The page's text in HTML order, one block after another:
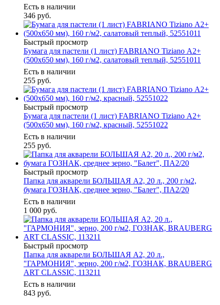
Есть в наличии
346 руб.
Быстрый просмотр
Бумага для пастели (1 лист) FABRIANO Tiziano А2+
(500х650 мм), 160 г/м2, салатовый теплый, 52551011
Есть в наличии
255 руб.
Быстрый просмотр
Бумага для пастели (1 лист) FABRIANO Tiziano А2+
(500х650 мм), 160 г/м2, красный, 52551022
Есть в наличии
255 руб.
Быстрый просмотр
Папка для акварели БОЛЬШАЯ А2, 20 л., 200 г/м2,
бумага ГОЗНАК, среднее зерно, "Балет", ПА2/20
Есть в наличии
1 000 руб.
Быстрый просмотр
Папка для акварели БОЛЬШАЯ А2, 20 л.,
"ГАРМОНИЯ", зерно, 200 г/м2, ГОЗНАК, BRAUBERG
ART CLASSIC, 113211
Есть в наличии
843 руб.